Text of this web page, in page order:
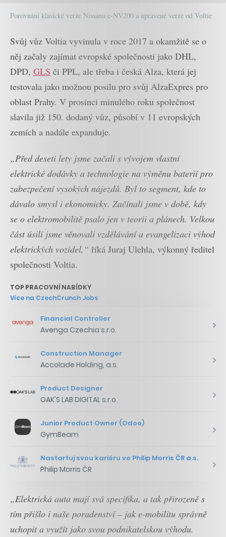
Porovnání klasické verze Nissanu e-NV200 a upravené verze od Voltie
Svůj vůz Voltia vyvinula v roce 2017 a okamžitě se o
něj začaly zajímat evropské společnosti jako DHL,
DPD, GLS či PPL, ale třeba i česká Alza, která jej
testovala jako možnou posilu pro svůj AlzaExpres pro
oblast Prahy. V prosinci minulého roku společnost
slavila již 150. dodaný vůz, působí v 11 evropských
zemích a nadále expanduje.
„Před deseti lety jsme začali s vývojem vlastní
elektrické dodávky a technologie na výměnu baterií pro
zabezpečení vysokých nájezdů. Byl to segment, kde to
dávalo smysl i ekonomicky. Začínali jsme v době, kdy
se o elektromobilitě psalo jen v teorii a plánech. Velkou
část úsilí jsme věnovali vzdělávání a evangelizaci výhod
elektrických vozidel,“ říká Juraj Ulehla, výkonný ředitel
společnosti Voltia.
TOP PRACOVNÍ NABÍDKY
Více na CzechCrunch Jobs
Financial Controller
Avenga Czechia s.r.o.
Construction Manager
Accolade Holding, a.s.
Product Designer
OAK'S LAB DIGITAL s.r.o.
Junior Product Owner (Odoo)
GymBeam
Nastartuj svou kariéru ve Philip Morris ČR a.s.
Philip Morris ČR
„Elektrická auta mají svá specifika, a tak přirozeně s
tím přišlo i naše poradenství – jak e-mobilitu správně
uchopit a využít jako svou podnikatelskou výhodu.